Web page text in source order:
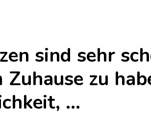
sind sehr
Zuhause zu
…